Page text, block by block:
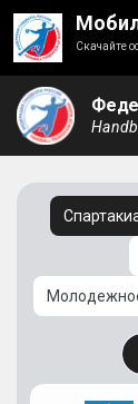
Скачайте